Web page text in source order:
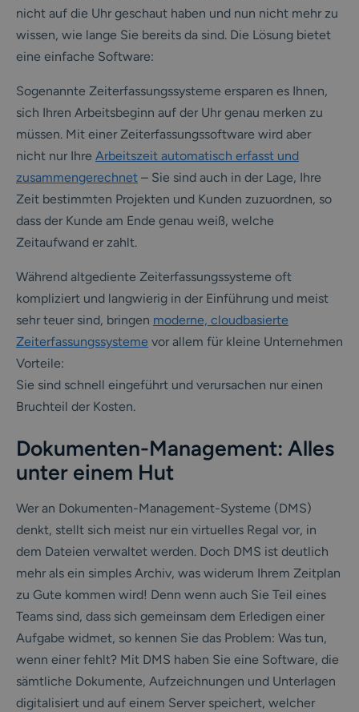
nicht auf die Uhr geschaut haben und nun nicht mehr zu
wissen, wie lange Sie bereits da sind. Die Lösung bietet
eine einfache Software:
Sogenannte Zeiterfassungssysteme ersparen es Ihnen,
sich Ihren Arbeitsbeginn auf der Uhr genau merken zu
müssen. Mit einer Zeiterfassungssoftware wird aber
nicht nur Ihre Arbeitszeit automatisch erfasst und
zusammengerechnet – Sie sind auch in der Lage, Ihre
Zeit bestimmten Projekten und Kunden zuzuordnen, so
dass der Kunde am Ende genau weiß, welche
Zeitaufwand er zahlt.
Während altgediente Zeiterfassungssysteme oft
kompliziert und langwierig in der Einführung und meist
sehr teuer sind, bringen moderne, cloudbasierte
Zeiterfassungssysteme vor allem für kleine Unternehmen
Vorteile:
Sie sind schnell eingeführt und verursachen nur einen
Bruchteil der Kosten.
Dokumenten-Management: Alles
unter einem Hut
Wer an Dokumenten-Management-Systeme (DMS)
denkt, stellt sich meist nur ein virtuelles Regal vor, in
dem Dateien verwaltet werden. Doch DMS ist deutlich
mehr als ein simples Archiv, was widerum Ihrem Zeitplan
zu Gute kommen wird! Denn wenn auch Sie Teil eines
Teams sind, dass sich gemeinsam dem Erledigen einer
Aufgabe widmet, so kennen Sie das Problem: Was tun,
wenn einer fehlt? Mit DMS haben Sie eine Software, die
sämtliche Dokumente, Aufzeichnungen und Unterlagen
digitalisiert und auf einem Server speichert, welcher